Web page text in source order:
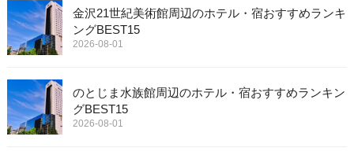
金沢21世紀美術館周辺のホテル・宿おすすめランキ
ングBEST15
2026-08-01
のとじま水族館周辺のホテル・宿おすすめランキン
グBEST15
2026-08-01